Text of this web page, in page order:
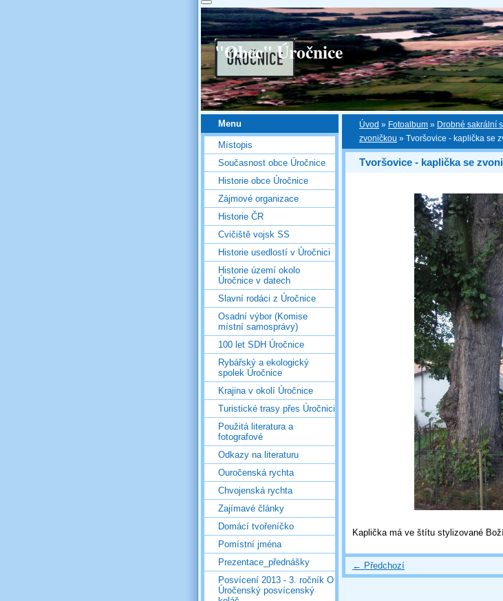
"Obec" Úročnice
Úvod » Fotoalbum » Drobné sakrální
zvoničkou » Tvoršovice - kaplička se
Tvoršovice - kaplička se
Kaplička má ve štítu stylizované
← Předchozí
Menu
Místopis
Současnost obce Úročnice
Historie obce Úročnice
Zájmové organizace
Historie ČR
Cvičiště vojsk SS
Historie usedlostí v Úročnici
Historie území okolo
Úročnice v datech
Slavní rodáci z Úročnice
Osadní výbor (Komise
místní samosprávy)
100 let SDH Úročnice
Rybářský a ekologický
spolek Úročnice
Krajina v okolí Úročnice
Turistické trasy přes Úročnici
Použitá literatura a
fotografové
Odkazy na literaturu
Ouročenská rychta
Chvojenská rychta
Zajímavé články
Domácí tvořeníčko
Pomístní jména
Prezentace_přednášky
Posvícení 2013 - 3. ročník O
Úročenský posvícenský